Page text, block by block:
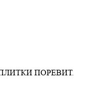
ПОРЕВИТ.